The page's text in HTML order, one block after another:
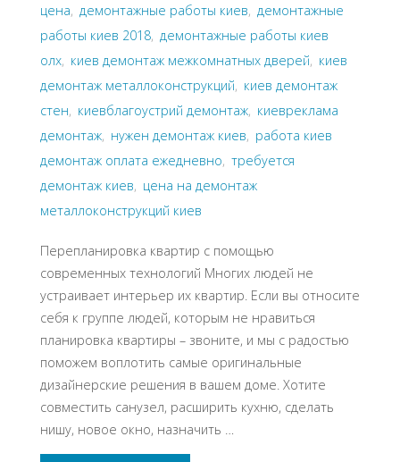
цена, демонтажные работы киев, демонтажные
работы киев 2018, демонтажные работы киев
олх, киев демонтаж межкомнатных дверей, киев
демонтаж металлоконструкций, киев демонтаж
стен, киевблагоустрий демонтаж, киевреклама
демонтаж, нужен демонтаж киев, работа киев
демонтаж оплата ежедневно, требуется
демонтаж киев, цена на демонтаж
металлоконструкций киев
Перепланировка квартир с помощью
современных технологий Многих людей не
устраивает интерьер их квартир. Если вы относите
себя к группе людей, которым не нравиться
планировка квартиры – звоните, и мы с радостью
поможем воплотить самые оригинальные
дизайнерские решения в вашем доме. Хотите
совместить санузел, расширить кухню, сделать
нишу, новое окно, назначить …